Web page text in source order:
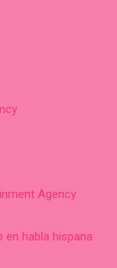
Agency
habla hispana